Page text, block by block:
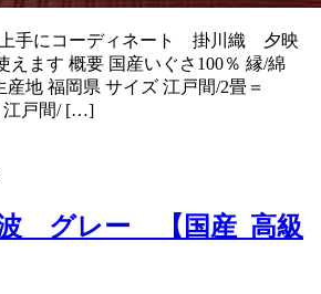
手にコーディネート 掛川織 夕映
えます 概要 国産いぐさ100％ 縁/綿
産地 福岡県 サイズ 江戸間/2畳＝
戸間/ […]
グレー 【国産_高級